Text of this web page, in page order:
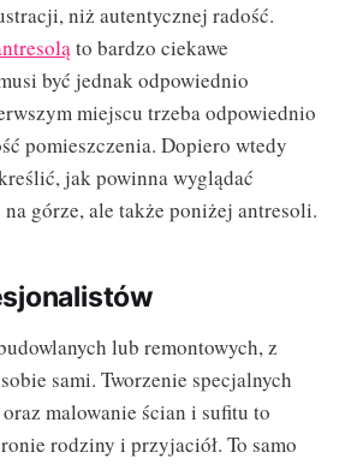
niż autentycznej radość.
to bardzo ciekawe
być jednak odpowiednio
miejscu trzeba odpowiednio
pomieszczenia. Dopiero wtedy
jak powinna wyglądać
górze, ale także poniżej antresoli.
lub remontowych, z
sami. Tworzenie specjalnych
malowanie ścian i sufitu to
rodziny i przyjaciół. To samo